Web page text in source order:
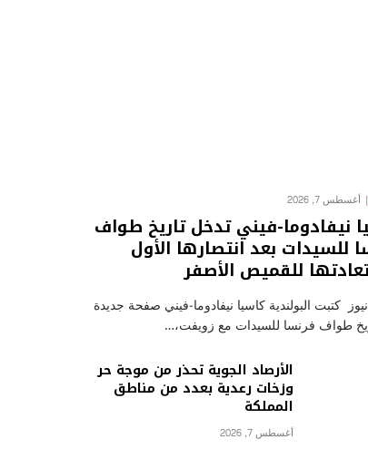
أغسطس 7, 2026
نيفادوما-فيني تدخل تاريخ طواف
للسيدات بعد انتصارها الأول
للقميص الأصفر
كتبت البولندية كاسيا نيفادوما-فيني صفحة جديدة
طواف فرنسا للسيدات مع زويفت،…
الأرصاد الجوية تحذر من موجة حر
وزخات رعدية بعدد من مناطق
المملكة
أغسطس 7, 2026